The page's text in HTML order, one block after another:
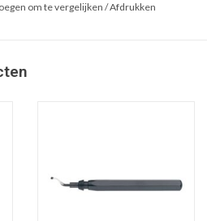
om te vergelijken /Afdrukken